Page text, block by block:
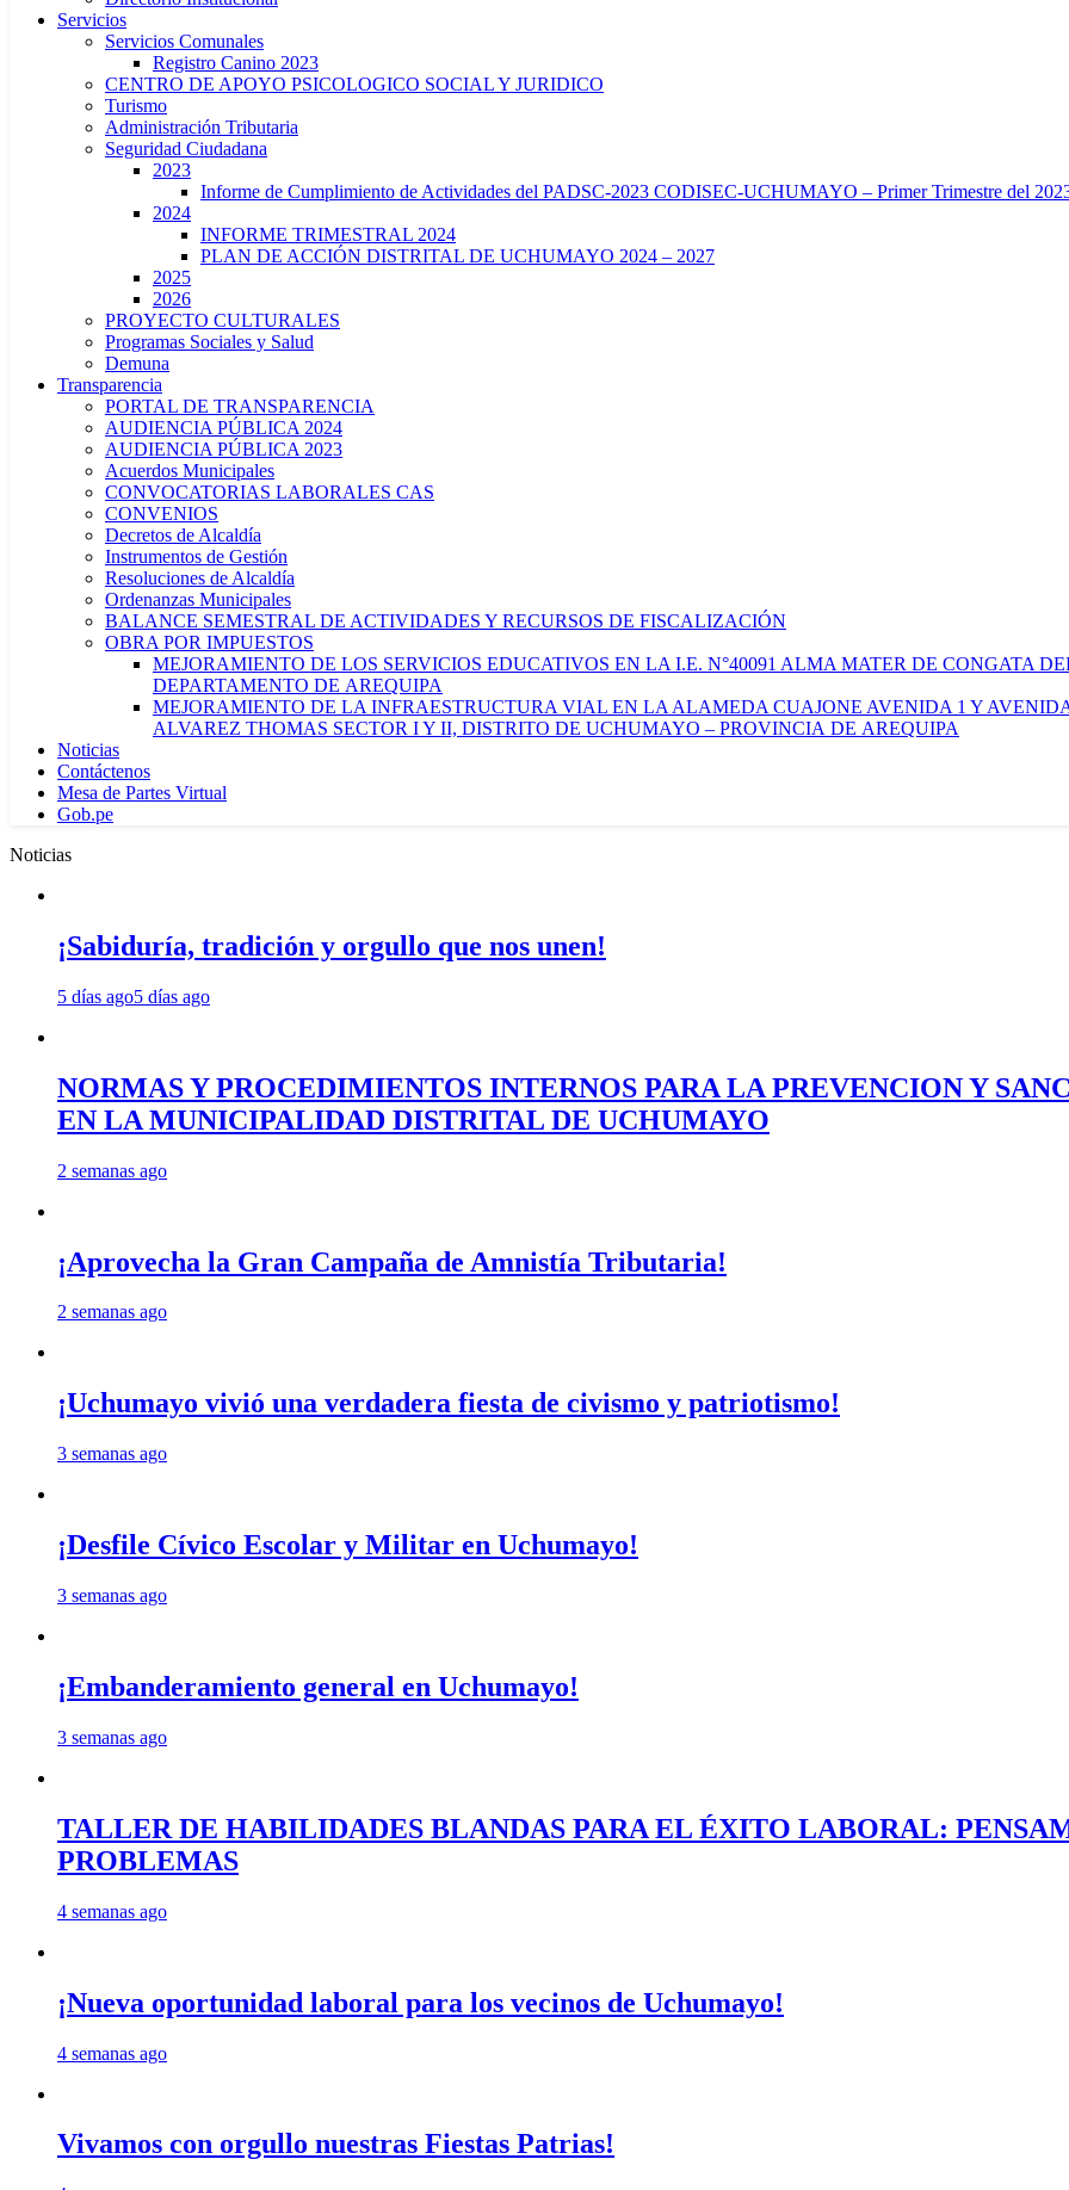
Servicios
Servicios Comunales
Registro Canino 2023
CENTRO DE APOYO PSICOLOGICO SOCIAL Y JURIDICO
Turismo
Administración Tributaria
Seguridad Ciudadana
2023
Informe de Cumplimiento de Actividades del PADSC-2023 CODISEC-UCHUMAYO – Primer Trimestre del
2024
INFORME TRIMESTRAL 2024
PLAN DE ACCIÓN DISTRITAL DE UCHUMAYO 2024 – 2027
2025
2026
PROYECTO CULTURALES
Programas Sociales y Salud
Demuna
Transparencia
PORTAL DE TRANSPARENCIA
AUDIENCIA PÚBLICA 2024
AUDIENCIA PÚBLICA 2023
Acuerdos Municipales
CONVOCATORIAS LABORALES CAS
CONVENIOS
Decretos de Alcaldía
Instrumentos de Gestión
Resoluciones de Alcaldía
Ordenanzas Municipales
BALANCE SEMESTRAL DE ACTIVIDADES Y RECURSOS DE FISCALIZACIÓN
OBRA POR IMPUESTOS
MEJORAMIENTO DE LOS SERVICIOS EDUCATIVOS EN LA I.E. N°40091 ALMA MATER DE CONGATA
DEPARTAMENTO DE AREQUIPA
MEJORAMIENTO DE LA INFRAESTRUCTURA VIAL EN LA ALAMEDA CUAJONE AVENIDA 1 Y
ALVAREZ THOMAS SECTOR I Y II, DISTRITO DE UCHUMAYO – PROVINCIA DE AREQUIPA
Noticias
Contáctenos
Mesa de Partes Virtual
Gob.pe
Noticias
¡Sabiduría, tradición y orgullo que nos unen!
5 días ago5 días ago
NORMAS Y PROCEDIMIENTOS INTERNOS PARA LA PREVENCION Y
EN LA MUNICIPALIDAD DISTRITAL DE UCHUMAYO
2 semanas ago
¡Aprovecha la Gran Campaña de Amnistía Tributaria!
2 semanas ago
¡Uchumayo vivió una verdadera fiesta de civismo y patriotismo!
3 semanas ago
¡Desfile Cívico Escolar y Militar en Uchumayo!
3 semanas ago
¡Embanderamiento general en Uchumayo!
3 semanas ago
TALLER DE HABILIDADES BLANDAS PARA EL ÉXITO LABORAL:
PROBLEMAS
4 semanas ago
¡Nueva oportunidad laboral para los vecinos de Uchumayo!
4 semanas ago
Vivamos con orgullo nuestras Fiestas Patrias!